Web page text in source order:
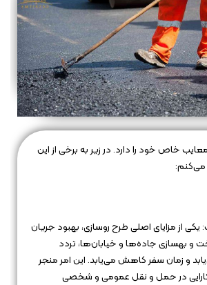
خاص خود را دارد. در زیر به برخی از این
می‌کنم:
یکی از مزایای اصلی طرح روسازی، بهبود جریان
و بهسازی جاده‌ها و خیابان‌ها، تردد
و زمان سفر کاهش می‌یابد. این امر منجر
کارایی در حمل و نقل عمومی و شخصی